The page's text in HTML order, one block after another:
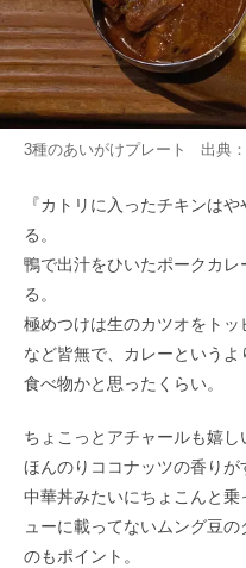
3種のあいがけプレート 出典：
『カトリに入ったチキンは
る。
鴨で出汁をひいたポークカ
る。
極めつけは生のカツオをト
など皆無で、カレーという
食べ物かと思ったくらい。
ちょこっとアチャールも嬉
ほんのりココナッツの香りが
中華丼みたいにちょこんと
ューに載ってないムング豆
のもポイント。